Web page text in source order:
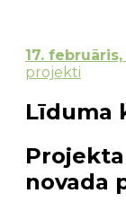
17.
projekti
Līduma
novada